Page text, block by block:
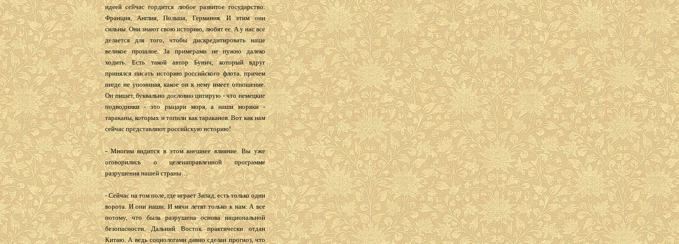
идеей сейчас гордится любое развитое государство:
Франция, Англия, Польша, Германия. И этим они
сильны. Они знают свою историю, любят ее. А у нас все
делается для того, чтобы дискредитировать наше
великое прошлое. За примерами не нужно далеко
ходить. Есть такой автор Бунич, который вдруг
принялся писать историю российского флота, причем
нигде не упоминая, какое он к нему имеет отношение.
Он пишет, буквально дословно цитирую - что немецкие
подводники - это рыцари моря, а наши моряки -
тараканы, которых и топили как тараканов. Вот как нам
сейчас представляют российскую историю!
- Многим видится в этом внешнее влияние. Вы уже
оговорились о целенаправленной программе
разрушения нашей страны…
- Сейчас на том поле, где играет Запад, есть только одни
ворота. И они наши. И мячи летят только к нам. А все
потому, что была разрушена основа национальной
безопасности. Дальний Восток практически отдан
Китаю. А ведь социологами давно сделан прогноз, что